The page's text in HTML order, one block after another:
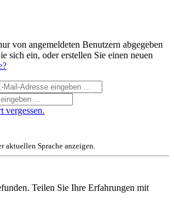
von angemeldeten Benutzern abgegeben
sich ein, oder erstellen Sie einen neuen
vergessen.
aktuellen Sprache anzeigen.
Teilen Sie Ihre Erfahrungen mit